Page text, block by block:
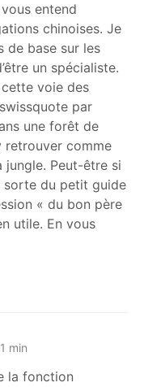
entend
chinoises. Je
de base sur les
un spécialiste.
cette voie des
par
une forêt de
retrouver comme
jungle. Peut-être si
sorte du petit guide
« du bon père
utile. En vous
min
la fonction